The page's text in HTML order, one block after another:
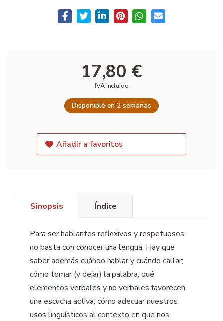
17,80 €
IVA incluido
Disponible en 2 semanas
Añadir a favoritos
Sinopsis Índice
Para ser hablantes reflexivos y respetuosos
no basta con conocer una lengua. Hay que
saber además cuándo hablar y cuándo callar;
cómo tomar (y dejar) la palabra; qué
elementos verbales y no verbales favorecen
una escucha activa; cómo adecuar nuestros
usos lingüísticos al contexto en que nos